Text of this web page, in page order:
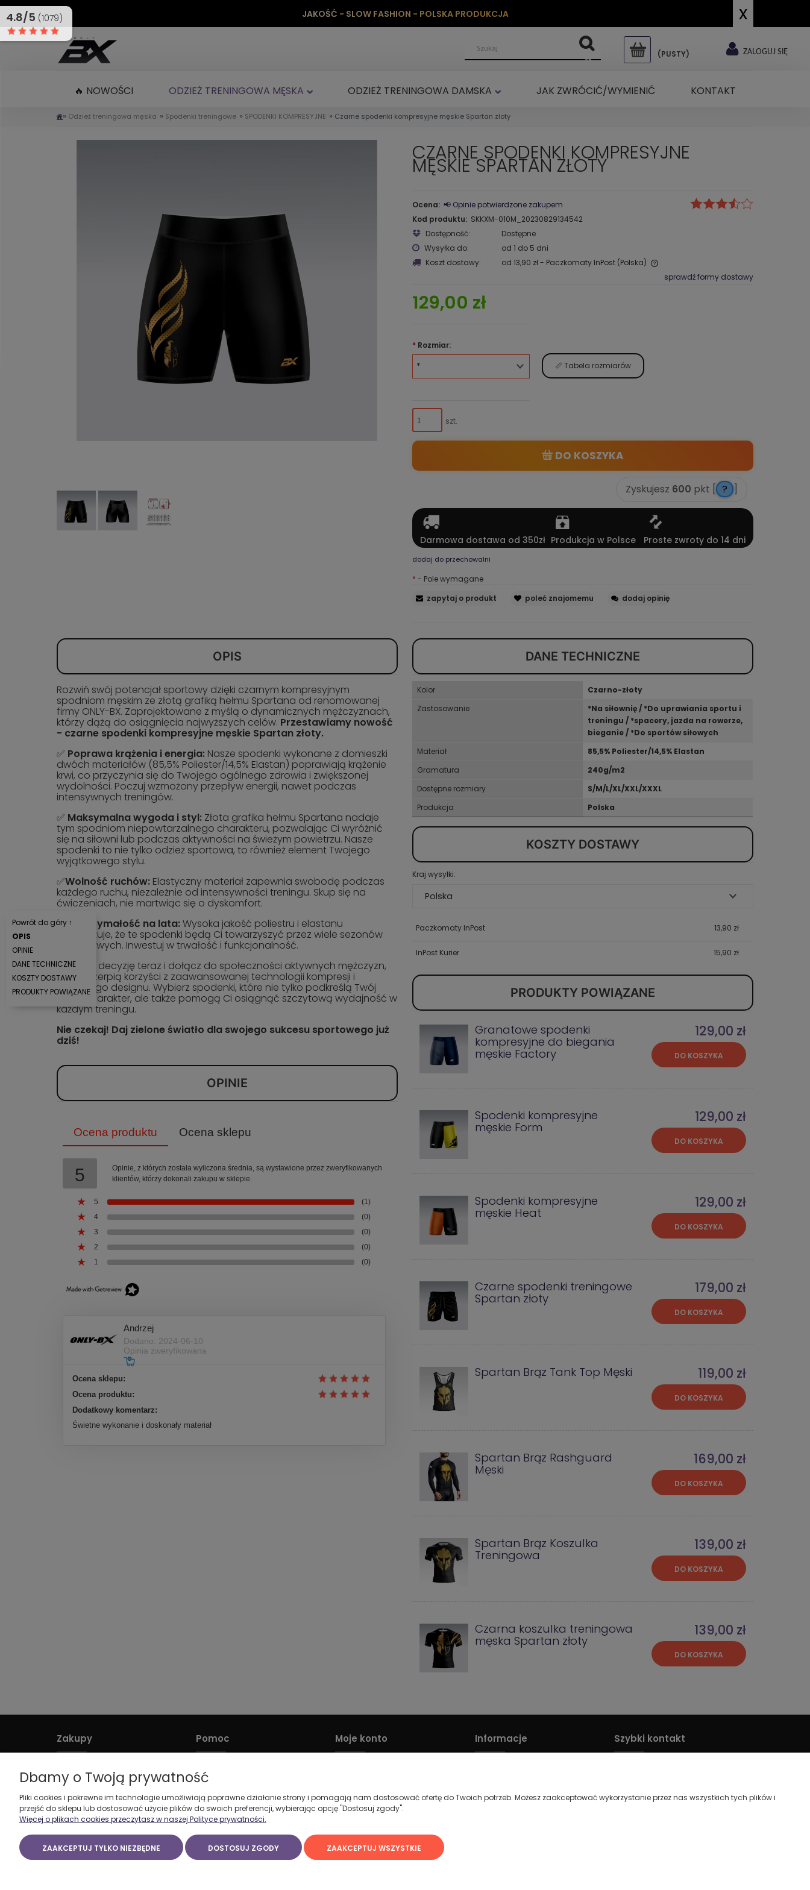
JAKOŚĆ - SLOW FASHION - POLSKA PRODUKCJA x
ZALOGUJ SIĘ
(PUSTY)
🔥 NOWOŚCI ODZIEŻ TRENINGOWA MĘSKA ODZIEŻ TRENINGOWA DAMSKA JAK ZWRÓCIĆ/WYMIENIĆ KONTAKT
» Odzież treningowa męska » Spodenki treningowe » SPODENKI KOMPRESYJNE » Czarne spodenki kompresyjne męskie Spartan złoty
CZARNE SPODENKI KOMPRESYJNE
MĘSKIE SPARTAN ZŁOTY
Ocena: 📢 Opinie potwierdzone zakupem
Kod produktu: SKKXM-010M_20230829134542
Dostępność:
Dostępne
Wysyłka do:
od 1 do 5 dni
Koszt dostawy:
od 13,90 zł- Paczkomaty InPost (Polska)
sprawdź formy dostawy
129,00 zł
* Rozmiar:
📏 Tabela rozmiarów
szt.
DO KOSZYKA
Zyskujesz 600 pkt [ ? ]
Darmowa dostawa od 350zł Produkcja w Polsce Proste zwroty do 14 dni
dodaj do przechowalni
* - Pole wymagane
zapytaj o produkt
poleć znajomemu dodaj opinię
OPIS
Rozwiń swój potencjał sportowy dzięki czarnym kompresyjnym
spodniom męskim ze złotą grafiką hełmu Spartana od renomowanej
firmy ONLY-BX. Zaprojektowane z myślą o dynamicznych mężczyznach,
którzy dążą do osiągnięcia najwyższych celów. Przestawiamy nowość
- czarne spodenki kompresyjne męskie Spartan złoty.
✅ Poprawa krążenia i energia: Nasze spodenki wykonane z domieszki
dwóch materiałów (85,5% Poliester/14,5% Elastan) poprawiają krążenie
krwi, co przyczynia się do Twojego ogólnego zdrowia i zwiększonej
wydolności. Poczuj wzmożony przepływ energii, nawet podczas
intensywnych treningów.
✅ Maksymalna wygoda i styl: Złota grafika hełmu Spartana nadaje
tym spodniom niepowtarzalnego charakteru, pozwalając Ci wyróżnić
się na siłowni lub podczas aktywności na świeżym powietrzu. Nasze
spodenki to nie tylko odzież sportowa, to również element Twojego
wyjątkowego stylu.
✅Wolność ruchów: Elastyczny materiał zapewnia swobodę podczas
każdego ruchu, niezależnie od intensywności treningu. Skup się na
ćwiczeniach, nie martwiąc się o dyskomfort.
✅Wytrzymałość na lata:Wysoka jakość poliestru i elastanu
gwarantuje, że te spodenki będą Ci towarzyszyć przez wiele sezonów
treningowych. Inwestuj w trwałość i funkcjonalność.
Podejmij decyzję teraz i dołącz do społeczności aktywnych mężczyzn,
którzy czerpią korzyści z zaawansowanej technologii kompresji i
unikalnego designu. Wybierz spodenki, które nie tylko podkreślą Twój
męski charakter, ale także pomogą Ci osiągnąć szczytową wydajność w
każdym treningu.
Nie czekaj! Daj zielone światło dla swojego sukcesu sportowego już
dziś!
OPINIE
Ocena produktu Ocena sklepu
5
Opinie, z których została wyliczona średnia, są wystawione przez zweryfikowanych
klientów, którzy dokonali zakupu w sklepie.
5
(1)
4
(0)
3
(0)
2
(0)
1
(0)
Andrzej
Dodano: 2024-06-10
Opinia zweryfikowana
Ocena sklepu:
Ocena produktu:
Dodatkowy komentarz:
Świetne wykonanie i doskonały materiał
DANE TECHNICZNE
Kolor
Czarno-złoty
Zastosowanie
*Na siłownię / *Do uprawiania sportu i
treningu / *spacery, jazda na rowerze,
bieganie / *Do sportów siłowych
Materiał
85,5% Poliester/14,5% Elastan
Gramatura
240g/m2
Dostępne rozmiary
S/M/L/XL/XXL/XXXL
Produkcja
Polska
KOSZTY DOSTAWY
Kraj wysyłki:
Paczkomaty InPost 13,90 zł
InPost Kurier 15,90 zł
PRODUKTY POWIĄZANE
Granatowe spodenki
kompresyjne do biegania
męskie Factory
129,00 zł
DO KOSZYKA
Spodenki kompresyjne
męskie Form
129,00 zł
DO KOSZYKA
Spodenki kompresyjne
męskie Heat
129,00 zł
DO KOSZYKA
Czarne spodenki treningowe
Spartan złoty
179,00 zł
DO KOSZYKA
Spartan Brąz Tank Top Męski 119,00 zł
DO KOSZYKA
Spartan Brąz Rashguard
Męski
169,00 zł
DO KOSZYKA
Spartan Brąz Koszulka
Treningowa
139,00 zł
DO KOSZYKA
Czarna koszulka treningowa
męska Spartan złoty
139,00 zł
DO KOSZYKA
Zakupy
Czas realizacji zamówienia
Formy płatności
Koszt dostawy
Reklamacje i zwroty
Pomoc
Jak kupować?
Tabela rozmiarów
Regulamin sklepu
Moje konto
Przechowalnia
Ustawienia konta
Informacje Szybki kontakt
03-893 Warszawa
Powrót do góry ↑
OPIS
OPINIE
DANE TECHNICZNE
KOSZTY DOSTAWY
PRODUKTY POWIĄZANE
Dbamy o Twoją prywatność
Pliki cookies i pokrewne im technologie umożliwiają poprawne działanie strony i pomagają nam dostosować ofertę do Twoich potrzeb. Możesz zaakceptować wykorzystanie przez nas wszystkich tych plików i
przejść do sklepu lub dostosować użycie plików do swoich preferencji, wybierając opcję "Dostosuj zgody".
Więcej o plikach cookies przeczytasz w naszej Polityce prywatności.
ZAAKCEPTUJ TYLKO NIEZBĘDNE DOSTOSUJ ZGODY ZAAKCEPTUJ WSZYSTKIE
4.8/5 (1079)